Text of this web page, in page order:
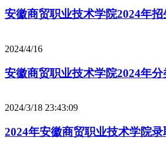
安徽商贸职业技术学院2024年
2024/4/16
安徽商贸职业技术学院2024年
2024/3/18 23:43:09
2024年安徽商贸职业技术学院